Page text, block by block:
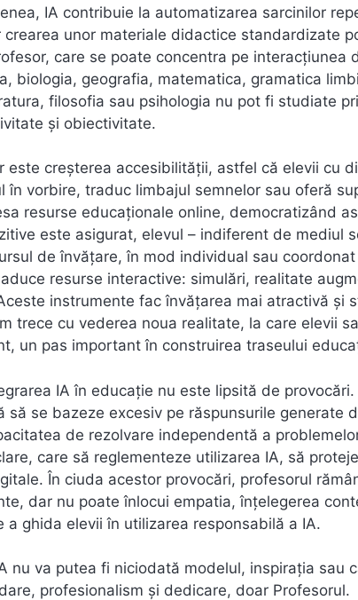
IA contribuie la automatizarea sarcinilor
unor materiale didactice standardizate
care se poate concentra pe interacțiunea
biologia, geografia, matematica, gramatica
filosofia sau psihologia nu pot fi studiate
și obiectivitate.
este creșterea accesibilității, astfel că elevii cu
în vorbire, traduc limbajul semnelor sau oferă
resurse educaționale online, democratizând
este asigurat, elevul – indiferent de mediul
de învățare, în mod individual sau
resurse interactive: simulări, realitate
instrumente fac învățarea mai atractivă și
trece cu vederea noua realitate, la care elevii
un pas important în construirea traseului
IA în educație nu este lipsită de
să se bazeze excesiv pe răspunsurile generate
de rezolvare independentă a
care să reglementeze utilizarea IA, să
În ciuda acestor provocări, profesorul
dar nu poate înlocui empatia, înțelegerea
a ghida elevii în utilizarea responsabilă a IA.
nu va putea fi niciodată modelul, inspirația sau
profesionalism și dedicare, doar Profesorul.